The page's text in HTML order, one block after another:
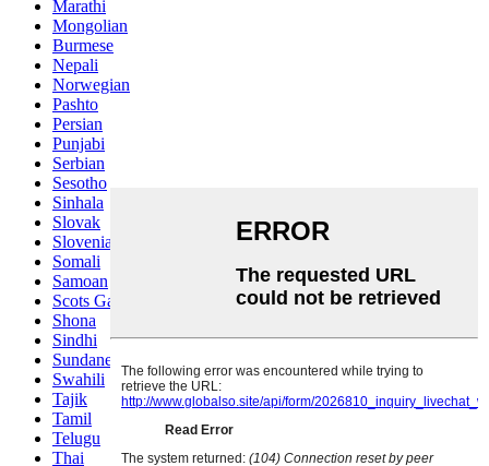
Marathi
Mongolian
Burmese
Nepali
Norwegian
Pashto
Persian
Punjabi
Serbian
Sesotho
Sinhala
Slovak
Slovenian
Somali
Samoan
Scots Gaelic
Shona
Sindhi
Sundanese
Swahili
Tajik
Tamil
Telugu
Thai